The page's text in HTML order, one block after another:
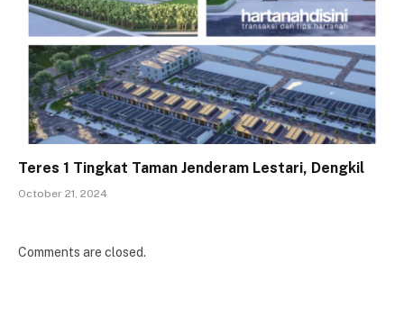
Teres 1 Tingkat Taman Jenderam Lestari, Dengkil
October 21, 2024
Comments are closed.